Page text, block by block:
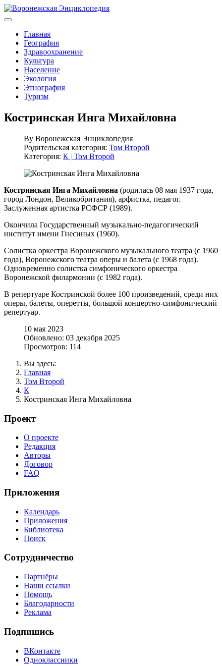
Главная
География
Здравоохранение
Культура
Население
Экология
Этнография
Туризм
Костринская Инга Михайловна
By Воронежская Энциклопедия
Родительская категория: Том Второй
Категория: К | Том Второй
Костринская Инга Михайловна (родилась 08 мая 1937 года,
город Лондон, Великобритания), арфистка, педагог.
Заслуженная артистка РСФСР (1989).
Окончила Государственный музыкально-педагогический
институт имени Гнесиных (1960).
Солистка оркестра Воронежского музыкального театра (с 1960
года), Воронежского театра оперы и балета (с 1968 года).
Одновременно солистка симфонического оркестра
Воронежской филармонии (с 1982 года).
В репертуаре Костринской более 100 произведений, среди них
оперы, балеты, оперетты, большой концертно-симфонический
репертуар.
10 мая 2023
Обновлено: 03 декабря 2025
Просмотров: 114
Вы здесь:
Главная
Том Второй
К
Костринская Инга Михайловна
Проект
О проекте
Редакция
Авторы
Договор
FAQ
Приложения
Календарь
Приложения
Библиотека
Поиск
Сотрудничество
Партнёры
Наши ссылки
Помощь
Благодарности
Реклама
Подпишись
ВКонтакте
Одноклассники